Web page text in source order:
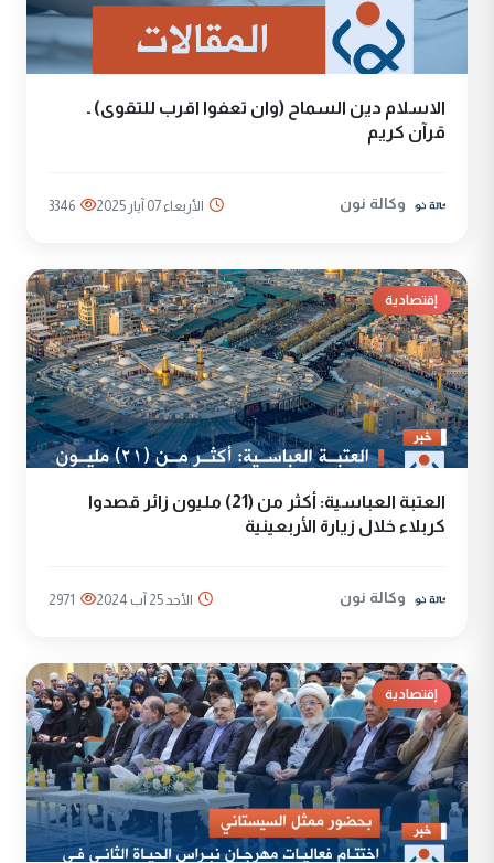
الاسلام دين السماح (وان تعفوا اقرب للتقوى) ـ
قرآن كريم
وكالة نون الأربعاء 07 آيار 2025 3346
إقتصادية
العتبة العباسية: أكثر من (21) مليون زائر قصدوا
كربلاء خلال زيارة الأربعينية
وكالة نون الأحد 25 آب 2024 2971
إقتصادية